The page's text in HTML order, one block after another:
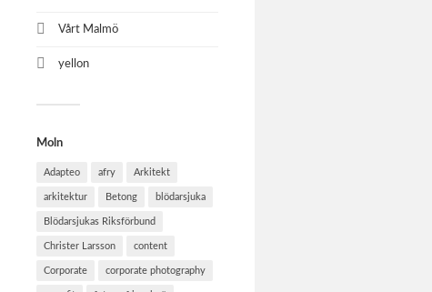
Vårt Malmö
yellon
Moln
Adapteo afry Arkitekt
arkitektur Betong blödarsjuka
Blödarsjukas Riksförbund
Christer Larsson content
Corporate corporate photography